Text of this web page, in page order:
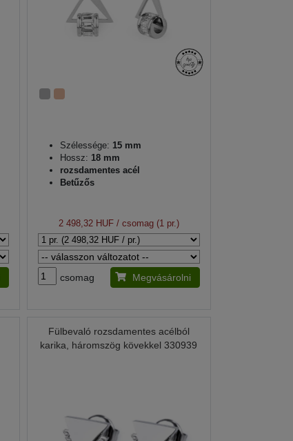
Szélessége: 15 mm
Hossz: 18 mm
rozsdamentes acél
Betűzős
2 498,32 HUF/ csomag (1 pr.)
csomag Megvásárolni
Fülbevaló rozsdamentes acélból
karika, háromszög kövekkel 330939